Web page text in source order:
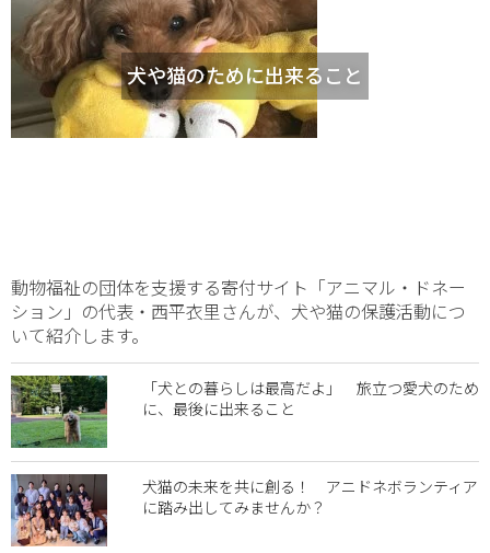
犬や猫のために出来ること
動物福祉の団体を支援する寄付サイト「アニマル・ドネー
ション」の代表・西平衣里さんが、犬や猫の保護活動につ
いて紹介します。
「犬との暮らしは最高だよ」 旅立つ愛犬のため
に、最後に出来ること
犬猫の未来を共に創る！ アニドネボランティア
に踏み出してみませんか？